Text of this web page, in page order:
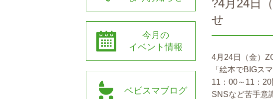
?4月24日
せ
4月24日（金）
「絵本でBIGスマ
11：00～11：20
SNSなど苦手意
今月の
イベント情報
ベビスマブログ